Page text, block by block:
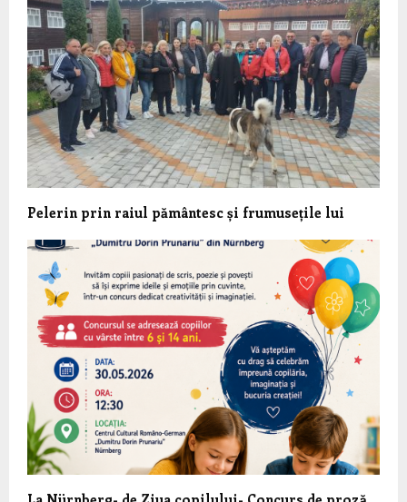
Pelerin prin raiul pământesc și frumusețile lui